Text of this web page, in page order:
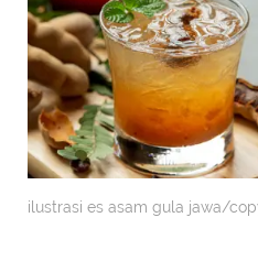
ilustrasi es asam gula jawa/